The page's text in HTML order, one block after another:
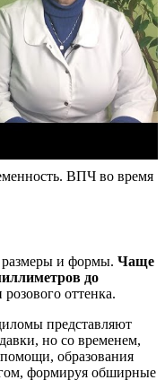
ВПЧ во время
размеры и формы. Чаще
до
розового оттенка.
представляют
но со временем,
образования
формируя обширные